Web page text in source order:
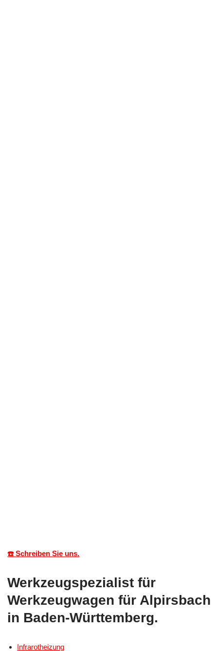
☎️ Schreiben Sie uns.
Werkzeugspezialist für
Werkzeugwagen für Alpirsbach
in Baden-Württemberg.
Infrarotheizung